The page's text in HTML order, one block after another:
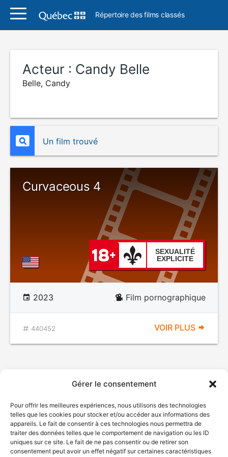
Gérer le consentement
Pour offrir les meilleures expériences, nous utilisons des technologies
telles que les cookies pour stocker et/ou accéder aux informations des
appareils. Le fait de consentir à ces technologies nous permettra de
traiter des données telles que le comportement de navigation ou les ID
uniques sur ce site. Le fait de ne pas consentir ou de retirer son
consentement peut avoir un effet négatif sur certaines caractéristiques
Répertoire des films classés
Acteur : Candy Belle
Belle, Candy
Un film trouvé
Curvaceous 4
SEXUALITÉ
EXPLICITE
2023 Film pornographique
440452 VOIR PLUS